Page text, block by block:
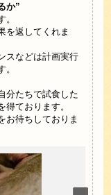
か”
。
を返してくれま
スなどは計画実行
分たちで試食した
得ております。
お待ちしておりま